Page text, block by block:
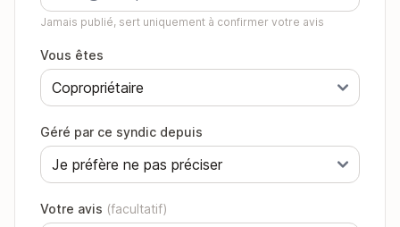
Jamais publié, sert uniquement à confirmer votre avis
Vous êtes
Géré par ce syndic depuis
Votre avis (facultatif)